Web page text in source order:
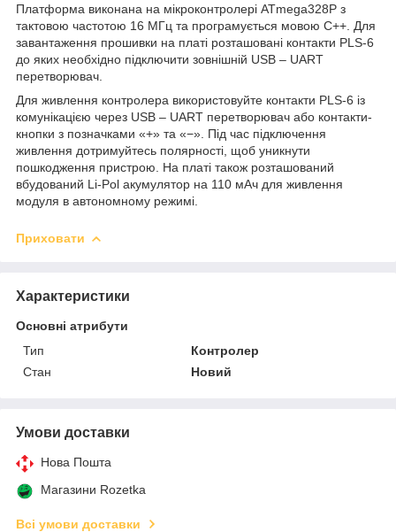
Платформа виконана на мікроконтролері ATmega328P з
тактовою частотою 16 МГц та програмується мовою C++. Для
завантаження прошивки на платі розташовані контакти PLS-6
до яких необхідно підключити зовнішній USB – UART
перетворювач.
Для живлення контролера використовуйте контакти PLS-6 із
комунікацією через USB – UART перетворювач або контакти-
кнопки з позначками «+» та «−». Під час підключення
живлення дотримуйтесь полярності, щоб уникнути
пошкодження пристрою. На платі також розташований
вбудований Li-Pol акумулятор на 110 мАч для живлення
модуля в автономному режимі.
Приховати
Характеристики
Основні атрибути
Тип
Контролер
Стан
Новий
Умови доставки
Нова Пошта
Магазини Rozetka
Всі умови доставки